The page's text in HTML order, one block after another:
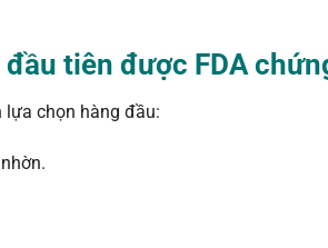
tiên được FDA
lựa chọn hàng đầu: